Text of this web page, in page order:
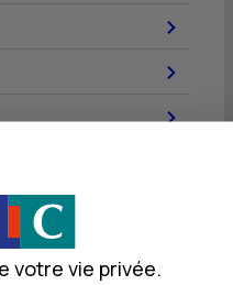
votre vie privée.